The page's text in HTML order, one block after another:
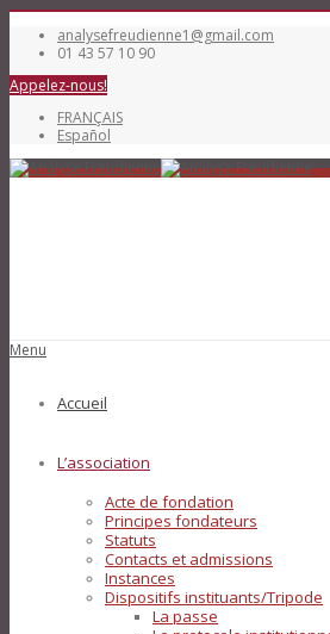
analysefreudienne1@gmail.com
01 43 57 10 90
Appelez-nous!
FRANÇAIS
Español
Menu
Accueil
L’association
Acte de fondation
Principes fondateurs
Statuts
Contacts et admissions
Instances
Dispositifs instituants/Tripode
La passe